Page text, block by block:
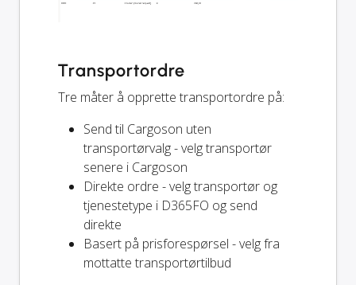
Transportordre
Tre måter å opprette transportordre på:
Send til Cargoson uten
transportørvalg - velg transportør
senere i Cargoson
Direkte ordre - velg transportør og
tjenestetype i D365FO og send
direkte
Basert på prisforespørsel - velg fra
mottatte transportørtilbud